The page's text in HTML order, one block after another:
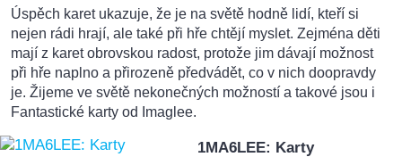
Úspěch karet ukazuje, že je na světě hodně lidí, kteří si
nejen rádi hrají, ale také při hře chtějí myslet. Zejména děti
mají z karet obrovskou radost, protože jim dávají možnost
při hře naplno a přirozeně předvádět, co v nich doopravdy
je. Žijeme ve světě nekonečných možností a takové jsou i
Fantastické karty od Imaglee.
1MA6LEE: Karty